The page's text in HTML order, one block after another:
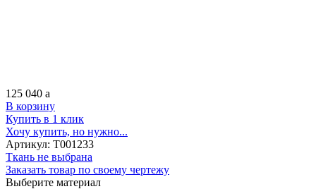
125 040 a
В корзину
Купить в 1 клик
Хочу купить, но нужно...
Артикул: Т001233
Ткань не выбрана
Заказать товар по своему чертежу
Выберите материал